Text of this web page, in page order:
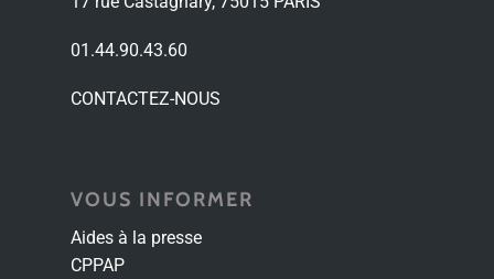
01.44.90.43.60
CONTACTEZ-NOUS
VOUS INFORMER
Aides à la presse
CPPAP